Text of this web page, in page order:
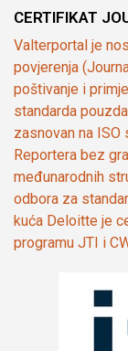
CERTIFIKAT
Valterportal je
povjerenja
poštivanje i
standarda
zasnovan na ISO
Reportera bez
međunarodnih
odbora za
kuća Deloitte je
programu JTI i